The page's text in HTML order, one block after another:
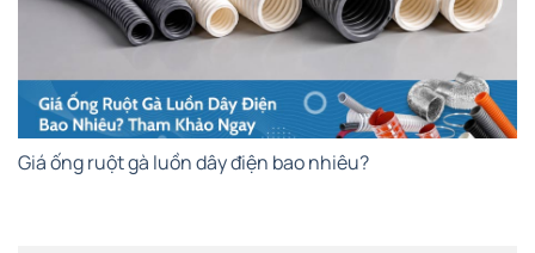
Giá ống ruột gà luồn dây điện bao nhiêu?